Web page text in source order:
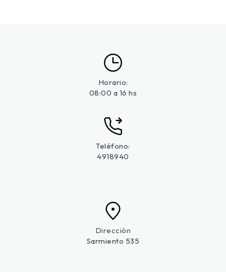
Horario:
08:00 a 16 hs
Teléfono:
4918940
Dirección
Sarmiento 535